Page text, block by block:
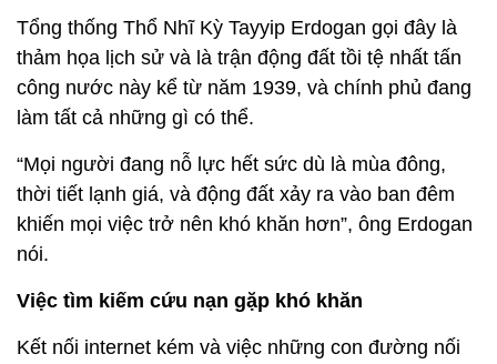
Tổng thống Thổ Nhĩ Kỳ Tayyip Erdogan gọi đây là
thảm họa lịch sử và là trận động đất tồi tệ nhất tấn
công nước này kể từ năm 1939, và chính phủ đang
làm tất cả những gì có thể.
“Mọi người đang nỗ lực hết sức dù là mùa đông,
thời tiết lạnh giá, và động đất xảy ra vào ban đêm
khiến mọi việc trở nên khó khăn hơn”, ông Erdogan
nói.
Việc tìm kiếm cứu nạn gặp khó khăn
Kết nối internet kém và việc những con đường nối